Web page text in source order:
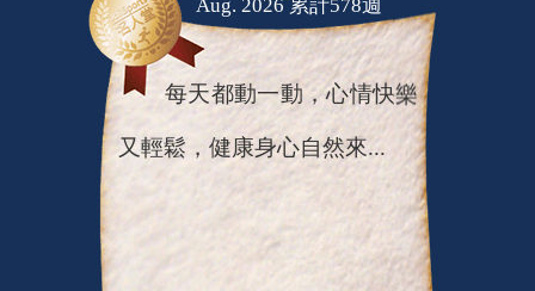
Aug. 2026 累計578週
每天都動一動，心情快樂
又輕鬆，健康身心自然來...